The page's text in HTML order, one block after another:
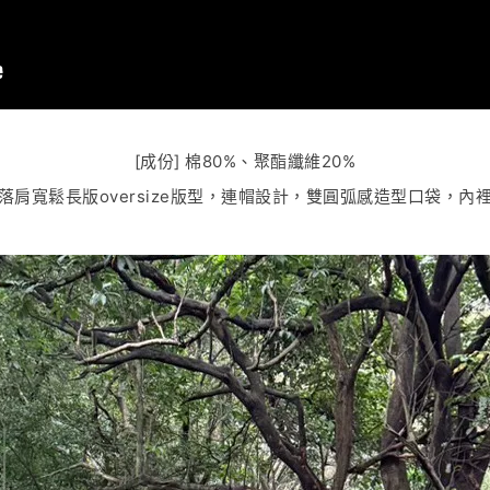
[成份] 棉80%、聚酯纖維20%
肩寬鬆長版oversize版型，連帽設計，雙圓弧感造型口袋，內